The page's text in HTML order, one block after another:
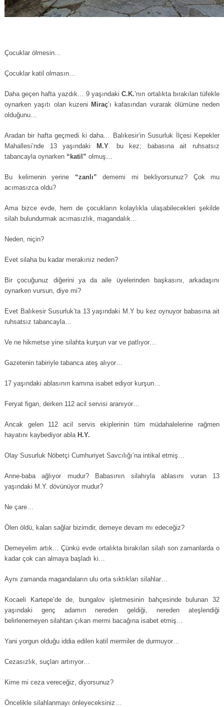
Çocuklar ölmesin…
Çocuklar katil olmasın…
Daha geçen hafta yazdık… 9 yaşındakiC.K.’nın ortalıkta bırakılan tüfekle
oynarken yaşıtı olan kuzeni Miraç’ı kafasından vurarak ölümüne neden
olduğunu…
Aradan bir hafta geçmedi ki daha… Balıkesir’in Susurluk İlçesi Kepekler
Mahallesi’nde 13 yaşındaki
M.Y. bu kez; babasına ait ruhsatsız
tabancayla oynarken “katil” olmuş…
Bu kelimenin yerine “zanlı” dememi mi bekliyorsunuz? Çok mu
acımasızca oldu?
Ama bizce evde, hem de çocukların kolaylıkla ulaşabilecekleri şekilde
silah bulundurmak acımasızlık, magandalık…
Neden, niçin?
Evet silaha bu kadar merakınız neden?
Bir çocuğunuz diğerini ya da aile üyelerinden başkasını, arkadaşını
oynarken vursun, diye mi?
Evet Balıkesir Susurluk’ta 13 yaşındaki M.Y bu kez oynuyor babasına ait
ruhsatsız tabancayla…
Ve ne hikmetse yine silahta kurşun var ve patlıyor…
Gazetenin tabiriyle tabanca ateş alıyor…
17 yaşındaki ablasının karnına isabet ediyor kurşun…
Feryat figan, derken 112 acil servisi aranıyor…
Ancak gelen 112 acil servis ekiplerinin tüm müdahalelerine rağmen
hayatını kaybediyor abla H.Y.
Olay Susurluk Nöbetçi Cumhuriyet Savcılığı’na intikal etmiş…
Anne-baba ağlıyor mudur? Babasının silahıyla ablasını vuran 13
yaşındaki M.Y. dövünüyor mudur?
Ne çare…
Ölen öldü, kalan sağlar bizimdir, demeye devam mı edeceğiz?
Demeyelim artık… Çünkü evde ortalıkta bırakılan silah son zamanlarda o
kadar çok can almaya başladı ki…
Aynı zamanda magandaların ulu orta sıktıkları silahlar…
Kocaeli Kartepe’de de, bungalov işletmesinin bahçesinde bulunan 32
yaşındaki genç adamın nereden geldiği, nereden ateşlendiği
belirlenemeyen silahtan çıkan mermi bacağına isabet etmiş…
Yani yorgun olduğu iddia edilen katil mermiler de durmuyor…
Cezasızlık, suçları artırıyor…
Kime mi ceza vereceğiz, diyorsunuz?
Öncelikle silahlanmayı önleyeceksiniz…